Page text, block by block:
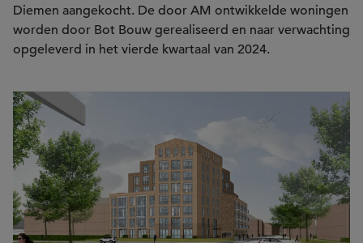
Diemen aangekocht. De door AM ontwikkelde woningen
worden door Bot Bouw gerealiseerd en naar verwachting
opgeleverd in het vierde kwartaal van 2024.